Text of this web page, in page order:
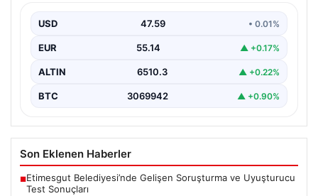
Soslu Çilekli Magnolia Tarifi", "content": "Hayatın…
USD 47.59 • 0.01%
EUR 55.14 ▲ +0.17%
ALTIN 6510.3 ▲ +0.22%
BTC 3069942 ▲ +0.90%
Son Eklenen Haberler
■Etimesgut Belediyesi’nde Gelişen Soruşturma ve Uyuşturucu
Test Sonuçları